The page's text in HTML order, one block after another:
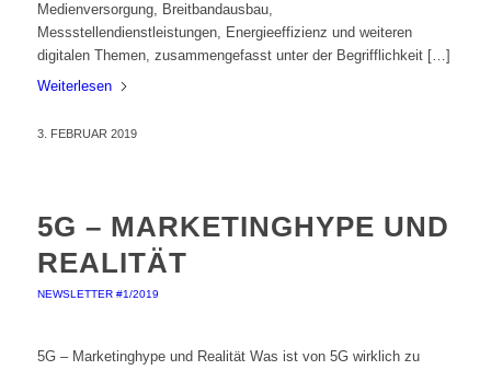
Medienversorgung, Breitbandausbau,
Messstellendienstleistungen, Energieeffizienz und weiteren
digitalen Themen, zusammengefasst unter der Begrifflichkeit […]
Weiterlesen
3. FEBRUAR 2019
5G – MARKETINGHYPE UND
REALITÄT
NEWSLETTER #1/2019
5G – Marketinghype und Realität Was ist von 5G wirklich zu